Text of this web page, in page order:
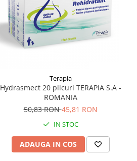
Terapia
Hydrasmect 20 plicuri TERAPIA S.A -
ROMANIA
50,83 RON45,81 RON
IN STOC
ADAUGA IN COS